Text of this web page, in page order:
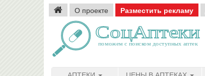
О проекте Разместить рекламу